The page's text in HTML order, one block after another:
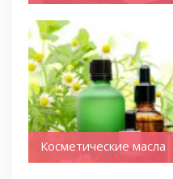
Косметические масла